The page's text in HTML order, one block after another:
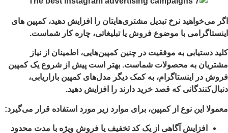
می‌خواهید نرخ تبدیل مشتری‌هایتان را افزایش دهید، کمپین های
با موضوع فروش یا تبلیغاتی، چاره کار شماست.
دستیابی به موفقیت در چنین کمپین‌هایی، اطمینان از نیاز
به محصولات شماست. بهتر است پیش از شروع یک کمپین
در اینستاگرام، به کمک دیگر مدل‌های کمپین بازاریابی،
که قصد خرید دارند را افزایش دهید.
این نوع از کمپین، برای موارد زیر مورد استفاده قرار می‌گیرد:
افزایش آگاهی از یک کد تخفیف یا فروش ویژه با مدت محدود